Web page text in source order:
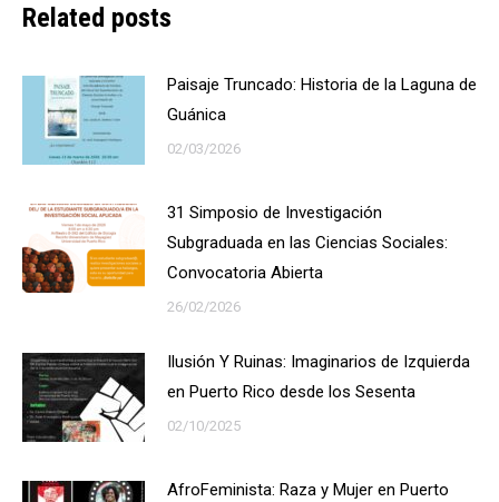
Related posts
Paisaje Truncado: Historia de la Laguna de
Guánica
02/03/2026
31 Simposio de Investigación
Subgraduada en las Ciencias Sociales:
Convocatoria Abierta
26/02/2026
Ilusión Y Ruinas: Imaginarios de Izquierda
en Puerto Rico desde los Sesenta
02/10/2025
AfroFeminista: Raza y Mujer en Puerto